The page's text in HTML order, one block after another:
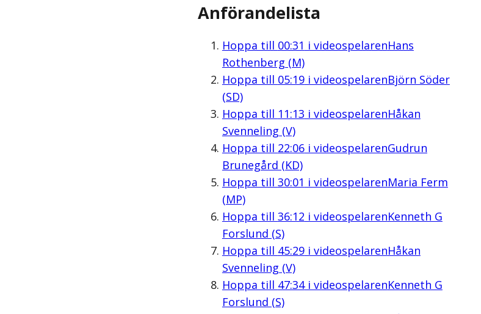
Anförandelista
Hoppa till 00:31 i videospelarenHans
Rothenberg (M)
Hoppa till 05:19i videospelarenBjörn Söder
(SD)
Hoppa till 11:13 i videospelarenHåkan
Svenneling (V)
Hoppa till 22:06i videospelarenGudrun
Brunegård (KD)
Hoppa till 30:01 i videospelarenMaria Ferm
(MP)
Hoppa till 36:12 i videospelarenKenneth G
Forslund (S)
Hoppa till 45:29i videospelarenHåkan
Svenneling (V)
Hoppa till 47:34i videospelarenKenneth G
Forslund (S)